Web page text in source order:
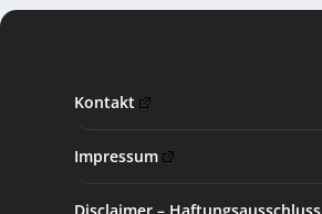
Kontakt
Impressum